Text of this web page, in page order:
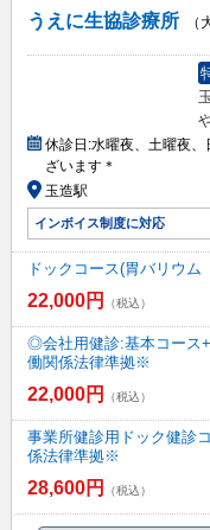
うえに生協診療所
（
休診日:水曜夜、土曜夜、
ざいます＊
玉造駅
インボイス制度に対応
ドックコース(胃バリウム
22,000円 （税込）
◎会社用健診:基本コー
働関係法律準拠※
22,000円 （税込）
事業所健診用ドック健
係法律準拠※
28,600円 （税込）